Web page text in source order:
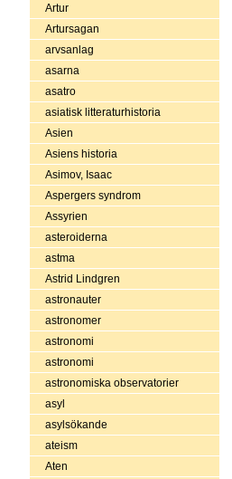
Artur
Artursagan
arvsanlag
asarna
asatro
asiatisk litteraturhistoria
Asien
Asiens historia
Asimov, Isaac
Aspergers syndrom
Assyrien
asteroiderna
astma
Astrid Lindgren
astronauter
astronomer
astronomi
astronomi
astronomiska observatorier
asyl
asylsökande
ateism
Aten